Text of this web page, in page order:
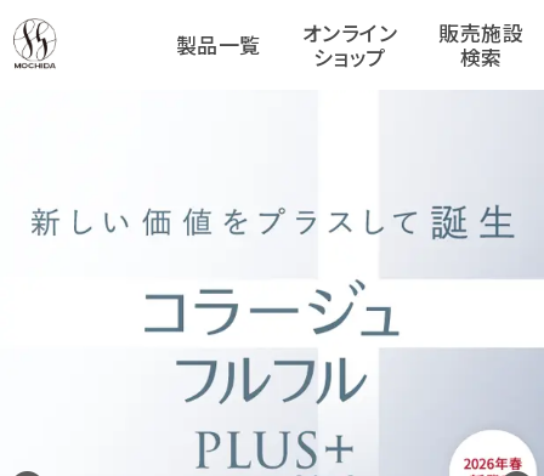
製品一覧
オンライン
ショップ
販売施設
検索